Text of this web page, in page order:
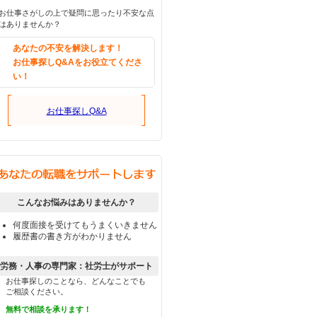
仕事さがしの上で疑問に思ったり不安な点
ありませんか？
あなたの不安を解決します！
お仕事探しQ&Aをお役立てくださ
い！
お仕事探しQ&A
こんなお悩みはありませんか？
何度面接を受けてもうまくいきません
履歴書の書き方がわかりません
労務・人事の専門家：社労士がサポート
お仕事探しのことなら、どんなことでも
ご相談ください。
無料で相談を承ります！